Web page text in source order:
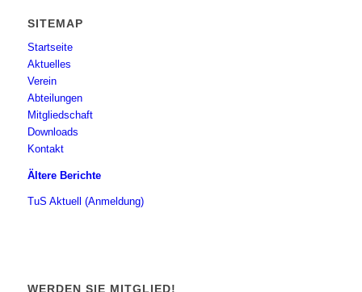
SITEMAP
Startseite
Aktuelles
Verein
Abteilungen
Mitgliedschaft
Downloads
Kontakt
Ältere Berichte
TuS Aktuell (Anmeldung)
WERDEN SIE MITGLIED!